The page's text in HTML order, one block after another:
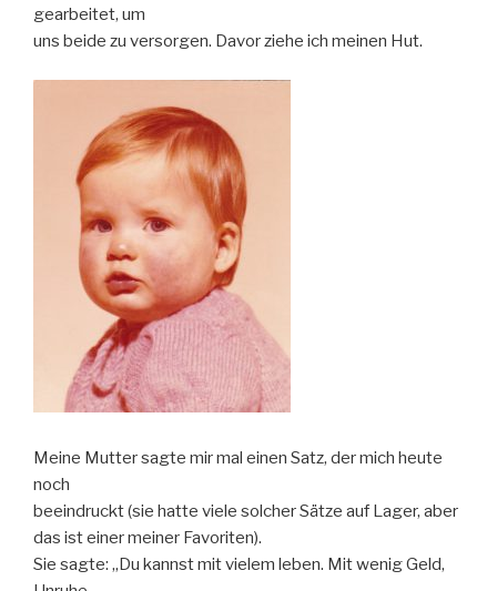
gearbeitet, um
uns beide zu versorgen. Davor ziehe ich meinen Hut.
Meine Mutter sagte mir mal einen Satz, der mich heute
noch
beeindruckt (sie hatte viele solcher Sätze auf Lager, aber
das ist einer meiner Favoriten).
Sie sagte: „Du kannst mit vielem leben. Mit wenig Geld,